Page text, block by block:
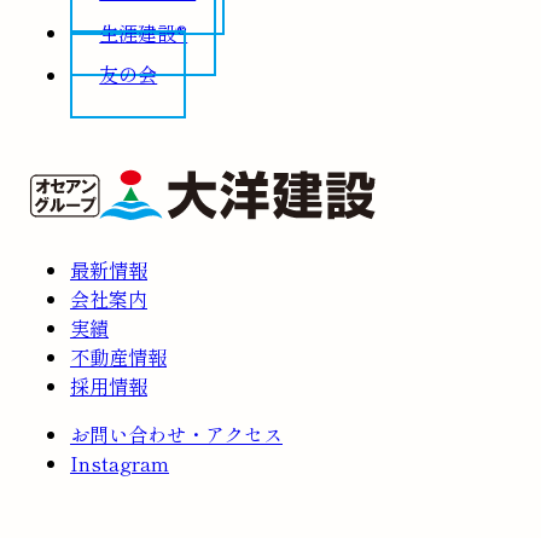
生涯建設®
友の会
最新情報
会社案内
実績
不動産情報
採用情報
お問い合わせ・アクセス
Instagram